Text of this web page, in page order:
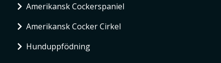
Amerikansk Cockerspaniel
Amerikansk Cocker Cirkel
Hunduppfödning